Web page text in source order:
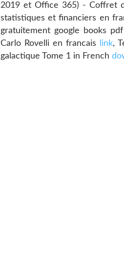
2019 et Office 365) - Coffret
statistiques et financiers en
gratuitement google books
Carlo Rovelli en francais
link,
galactique Tome 1 in French